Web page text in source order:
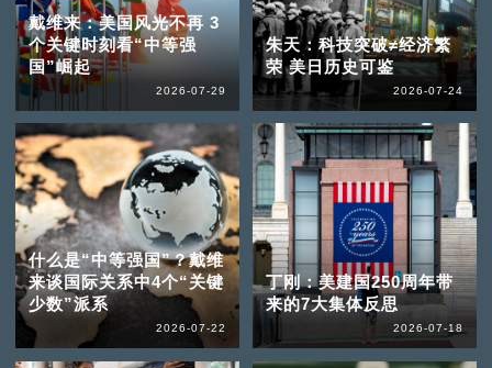
戴维来：美国风光不再 3
个关键时刻看“中等强
国”崛起
2026-07-29
朱天：科技突破≠经济繁
荣 美日历史可鉴
2026-07-24
什么是“中等强国”？戴维
来谈国际关系中4个“关键
少数”派系
2026-07-22
丁刚：美建国250周年带
来的7大集体反思
2026-07-18